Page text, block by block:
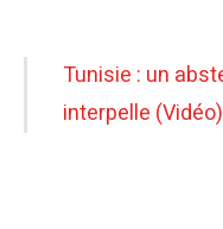
Tunisie : un
interpelle (Vidéo)